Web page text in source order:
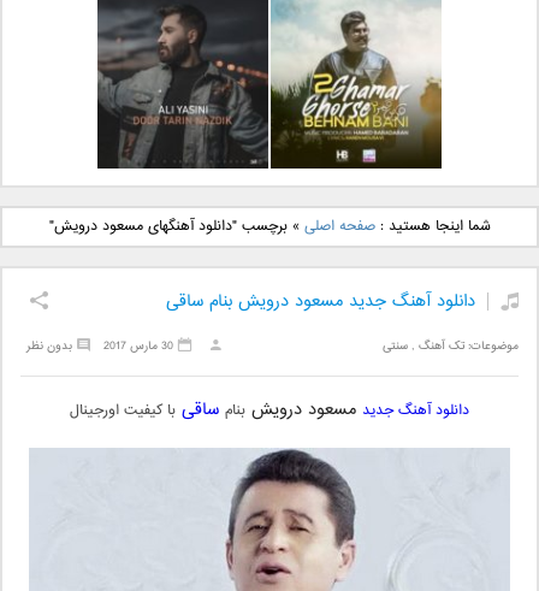
دانلود آهنگ جدید مهدی
یراحی بنام اسرار
دانلود آهنگ جدید فرزاد
فرزین بنام آتیش
دانلود آهنگ جدید بهنام
بانی بنام قرص قمر 2
دانلود آهنگ جدید علی
یاسینی بنام دورترین نزدیک
شما اینجا هستید :صفحه اصلی »برچسب "دانلود آهنگهای مسعود درویش"
دانلود آهنگ جدید مسعود درویش بنام ساقی
موضوعات:تک آهنگ ,سنتی بدون نظر 30 مارس 2017
دانلود آهنگ جدید مسعود درویش بنام ساقی با کیفیت اورجینال